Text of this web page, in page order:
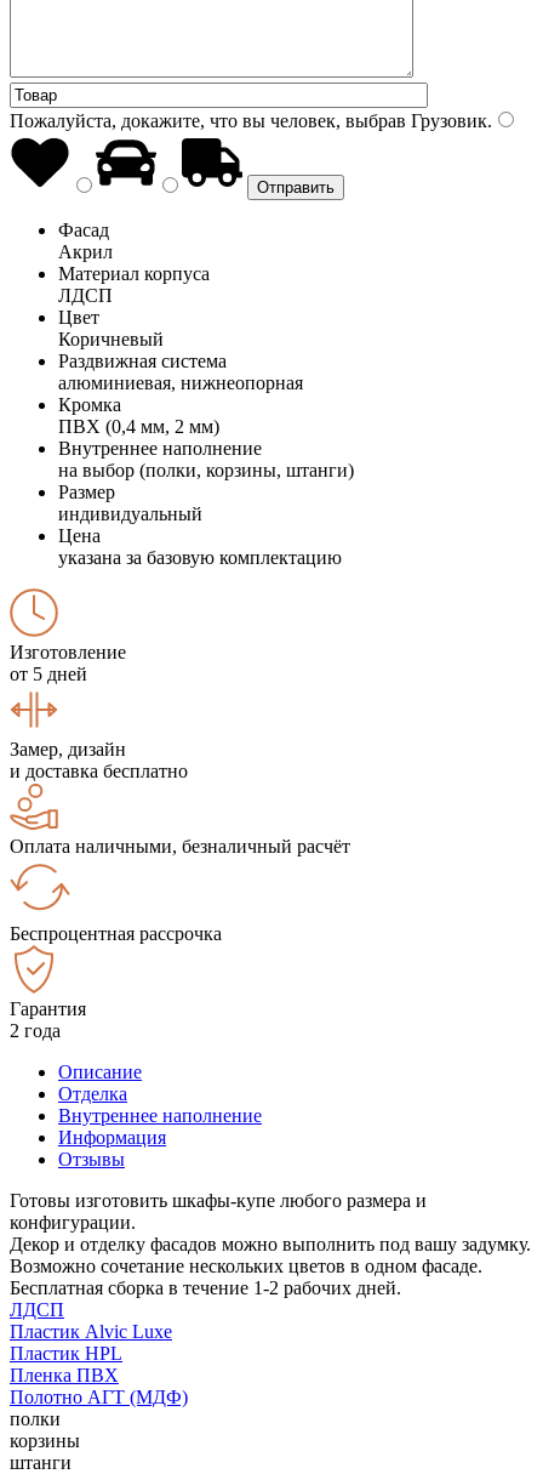
Пожалуйста, докажите, что вы человек, выбрав Грузовик.
Фасад
Акрил
Материал корпуса
ЛДСП
Цвет
Коричневый
Раздвижная система
алюминиевая, нижнеопорная
Кромка
ПВХ (0,4 мм, 2 мм)
Внутреннее наполнение
на выбор (полки, корзины, штанги)
Размер
индивидуальный
Цена
указана за базовую комплектацию
Изготовление
от 5 дней
Замер, дизайн
и доставка бесплатно
Оплата наличными, безналичный расчёт
Беспроцентная рассрочка
Гарантия
2 года
Описание
Отделка
Внутреннее наполнение
Информация
Отзывы
Готовы изготовить шкафы-купе любого размера и
конфигурации.
Декор и отделку фасадов можно выполнить под вашу задумку.
Возможно сочетание нескольких цветов в одном фасаде.
Бесплатная сборка в течение 1-2 рабочих дней.
ЛДСП
Пластик Alvic Luxe
Пластик HPL
Пленка ПВХ
Полотно АГТ (МДФ)
полки
корзины
штанги